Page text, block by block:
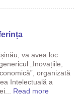
va avea loc
„Inovațiile,
organizată
Intelectuală a
Read more